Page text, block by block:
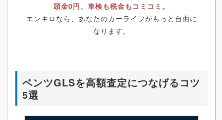
頭金0円、車検も税金もコミコミ。
エンキロなら、あなたのカーライフがもっと自由に
なります。
ベンツGLSを高額査定につなげるコツ
5選